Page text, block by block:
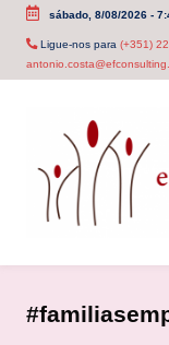
Skip
sábado, 8/08/2026-
Ligue-nos para (+351)
c